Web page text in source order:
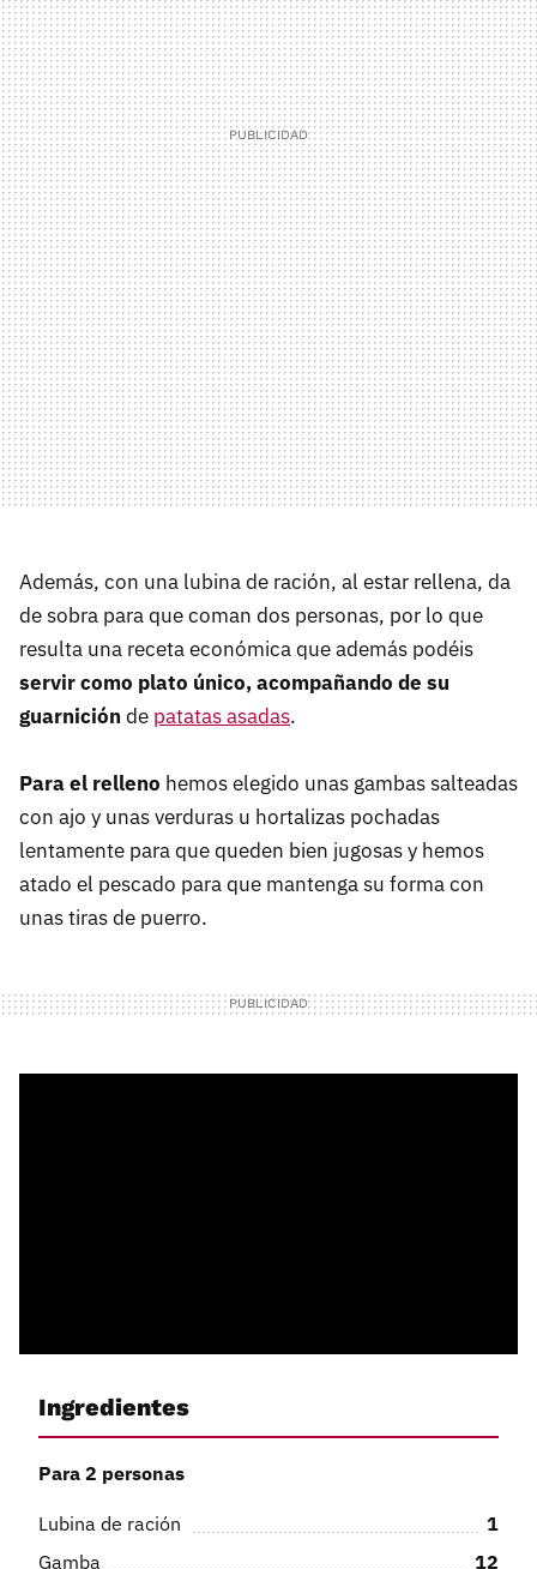
Además, con una lubina de ración, al estar rellena, da
de sobra para que coman dos personas, por lo que
resulta una receta económica que además podéis
servir como plato único, acompañando de su
guarnición de patatas asadas.
Para el relleno hemos elegido unas gambas salteadas
con ajo y unas verduras u hortalizas pochadas
lentamente para que queden bien jugosas y hemos
atado el pescado para que mantenga su forma con
unas tiras de puerro.
Ingredientes
Para 2 personas
Lubina de ración
1
Gamba
12